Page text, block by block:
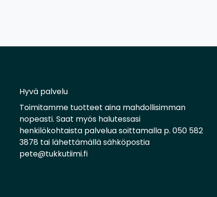
Hyvä palvelu
Toimitamme tuotteet aina mahdollisimman
nopeasti. Saat myös halutessasi
henkilökohtaista palvelua soittamalla p. 050 582
3878 tai lähettämällä sähköpostia
pete@tukkutiimi.fi